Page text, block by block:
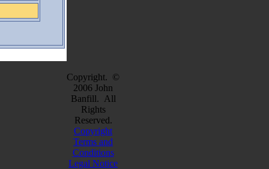
Copyright. ©
2006 John
Banfill. All
Rights
Reserved.
Copyright
Terms and
Conditions
Legal Notice